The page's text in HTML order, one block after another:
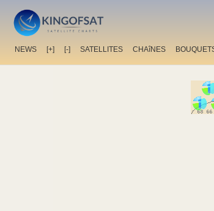
NEWS [+] [-] SATELLITES CHAîNES